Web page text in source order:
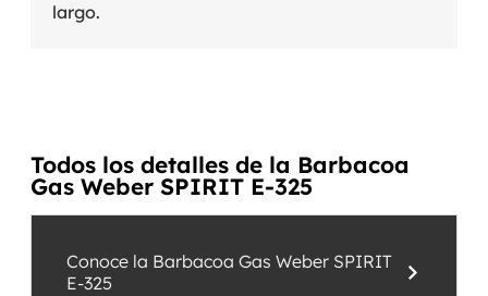
largo.
Todos los detalles de la Barbacoa
Gas Weber SPIRIT E-325
Conoce la Barbacoa Gas Weber SPIRIT
E-325